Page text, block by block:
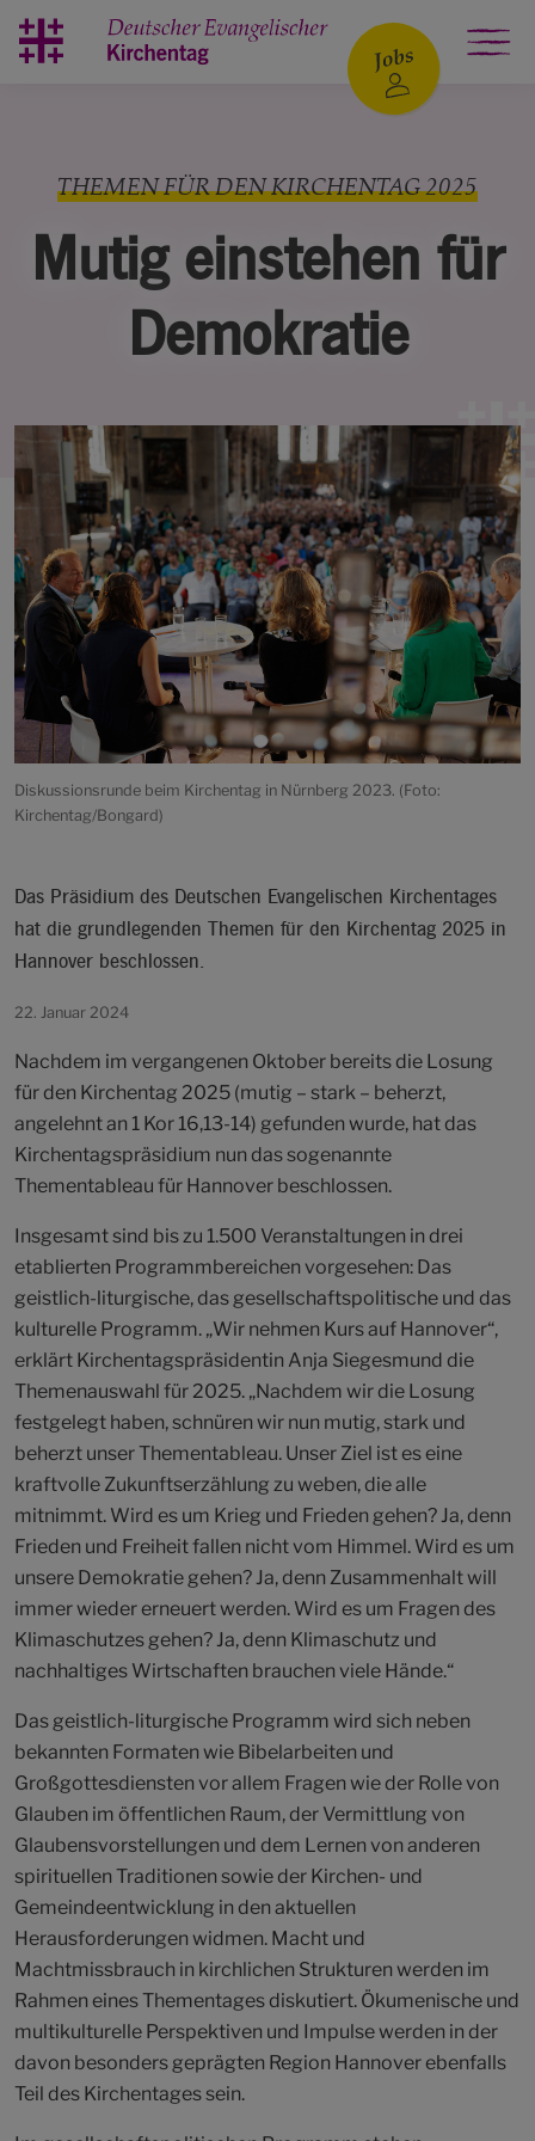
Mutig einstehen für
Demokratie
THEMEN FÜR DEN KIRCHENTAG 2025
Diskussionsrunde beim Kirchentag in Nürnberg 2023. (Foto:
Kirchentag/Bongard)
Das Präsidium des Deutschen Evangelischen Kirchentages
hat die grundlegenden Themen für den Kirchentag 2025 in
Hannover beschlossen.
22. Januar 2024
Nachdem im vergangenen Oktober bereits die Losung
für den Kirchentag 2025 (mutig – stark – beherzt,
angelehnt an 1 Kor 16,13-14) gefunden wurde, hat das
Kirchentagspräsidium nun das sogenannte
Thementableau für Hannover beschlossen.
Insgesamt sind bis zu 1.500 Veranstaltungen in drei
etablierten Programmbereichen vorgesehen: Das
geistlich-liturgische, das gesellschaftspolitische und das
kulturelle Programm. „Wir nehmen Kurs auf Hannover“,
erklärt Kirchentagspräsidentin Anja Siegesmund die
Themenauswahl für 2025. „Nachdem wir die Losung
festgelegt haben, schnüren wir nun mutig, stark und
beherzt unser Thementableau. Unser Ziel ist es eine
kraftvolle Zukunftserzählung zu weben, die alle
mitnimmt. Wird es um Krieg und Frieden gehen? Ja, denn
Frieden und Freiheit fallen nicht vom Himmel. Wird es um
unsere Demokratie gehen? Ja, denn Zusammenhalt will
immer wieder erneuert werden. Wird es um Fragen des
Klimaschutzes gehen? Ja, denn Klimaschutz und
nachhaltiges Wirtschaften brauchen viele Hände.“
Das geistlich-liturgische Programm wird sich neben
bekannten Formaten wie Bibelarbeiten und
Großgottesdiensten vor allem Fragen wie der Rolle von
Glauben im öffentlichen Raum, der Vermittlung von
Glaubensvorstellungen und dem Lernen von anderen
spirituellen Traditionen sowie der Kirchen- und
Gemeindeentwicklung in den aktuellen
Herausforderungen widmen. Macht und
Machtmissbrauch in kirchlichen Strukturen werden im
Rahmen eines Thementages diskutiert. Ökumenische und
multikulturelle Perspektiven und Impulse werden in der
davon besonders geprägten Region Hannover ebenfalls
Teil des Kirchentages sein.